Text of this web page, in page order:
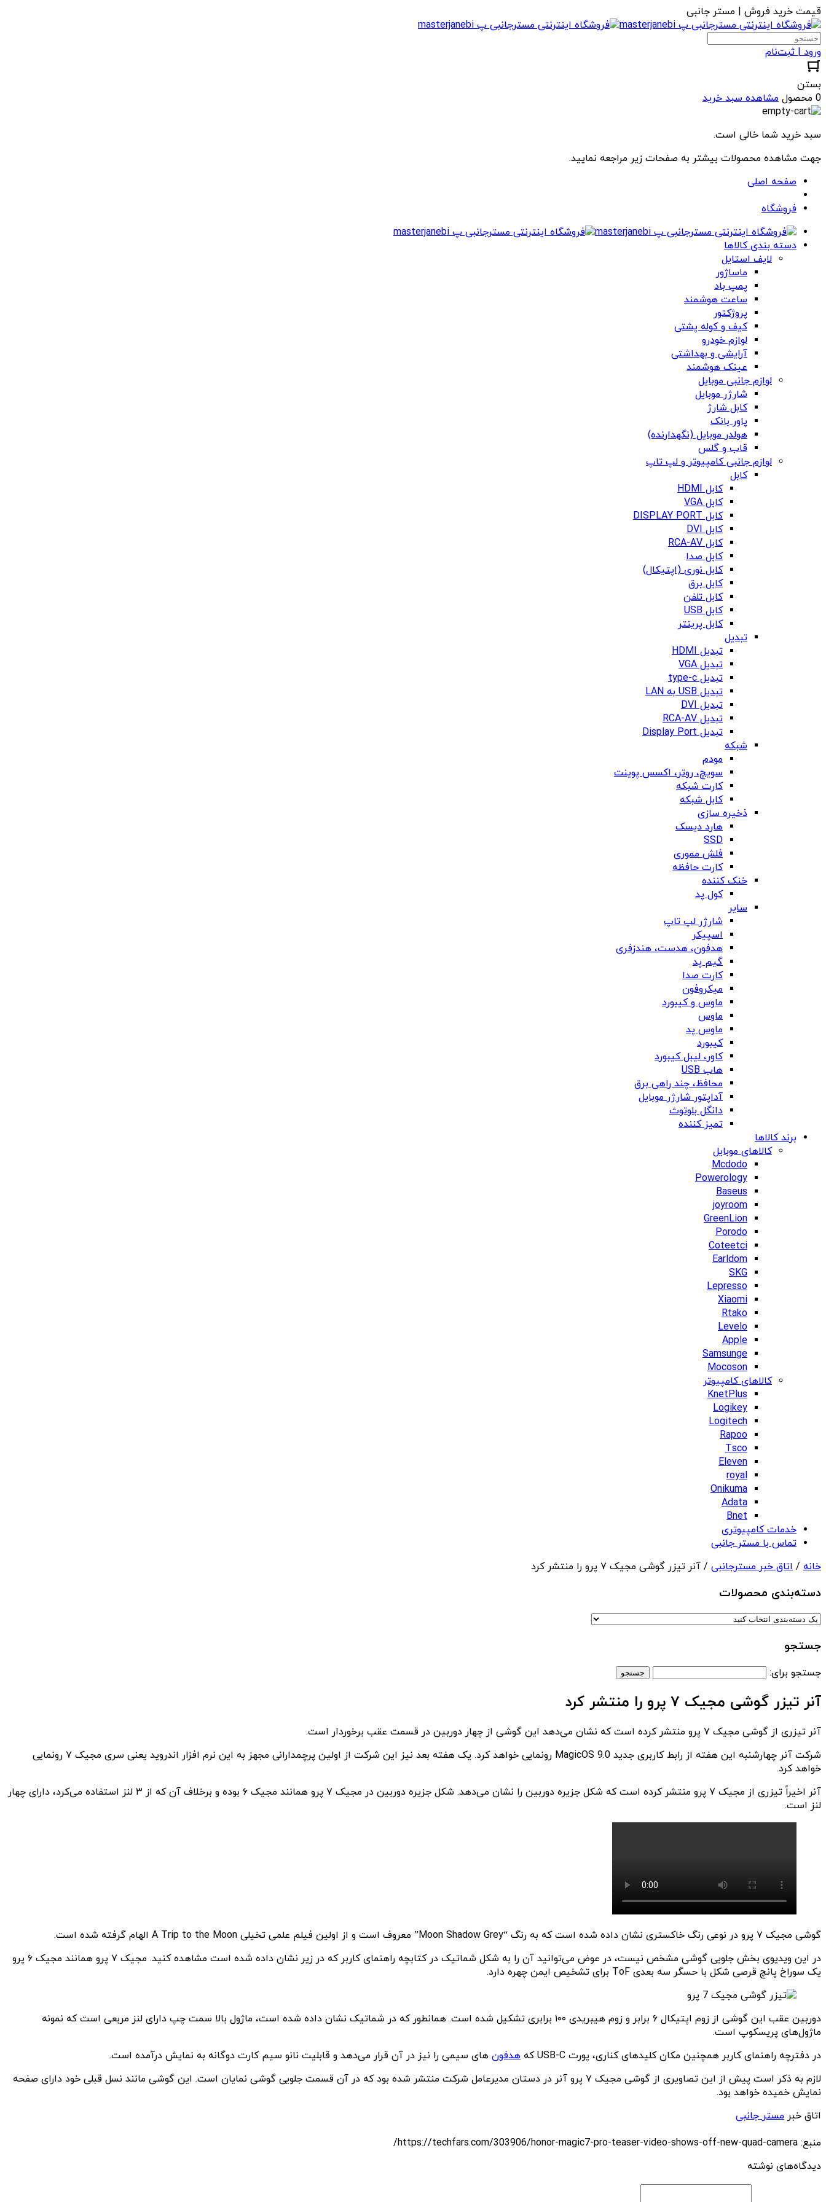
قیمت خرید فروش | مستر جانبی
ورود | ثبت‌نام
بستن
0 محصول
مشاهده سبد خرید
سبد خرید شما خالی است.
جهت مشاهده محصولات بیشتر به صفحات زیر مراجعه نمایید.
صفحه اصلی
فروشگاه
دسته بندی کالاها
لایف استایل
ماساژور
پمپ باد
ساعت هوشمند
پروژکتور
کیف و کوله پشتی
لوازم خودرو
آرایشی و بهداشتی
عینک هوشمند
لوازم جانبی موبایل
شارژر موبایل
کابل شارژ
پاور بانک
هولدر موبایل (نگهدارنده)
قاب و گلس
لوازم جانبی کامپیوتر و لپ تاپ
کابل
کابل HDMI
کابل VGA
کابل DISPLAY PORT
کابل DVI
کابل RCA-AV
کابل صدا
کابل نوری (اپتیکال)
کابل برق
کابل تلفن
کابل USB
کابل پرینتر
تبدیل
تبدیل HDMI
تبدیل VGA
تبدیل type-c
تبدیل USB به LAN
تبدیل DVI
تبدیل RCA-AV
تبدیل Display Port
شبکه
مودم
سویچ، روتر، اکسس پوینت
کارت شبکه
کابل شبکه
ذخیره سازی
هارد دیسک
SSD
فلش مموری
کارت حافظه
خنک کننده
کول پد
سایر
شارژر لپ تاپ
اسپیکر
هدفون، هدست، هندزفری
گیم پد
کارت صدا
میکروفون
ماوس و کیبورد
ماوس
ماوس پد
کیبورد
کاور، لیبل کیبورد
هاب USB
محافظ، چند راهی برق
آداپتور شارژر موبایل
دانگل بلوتوث
تمیز کننده
برند کالاها
کالاهای موبایل
Mcdodo
Powerology
Baseus
joyroom
GreenLion
Porodo
Coteetci
Earldom
SKG
Lepresso
Xiaomi
Rtako
Levelo
Apple
Samsunge
Mocoson
کالاهای کامپیوتر
KnetPlus
Logikey
Logitech
Rapoo
Tsco
Eleven
royal
Onikuma
Adata
Bnet
خدمات کامپیوتری
تماس با مستر جانبی
خانه / اتاق خبر مسترجانبی / آنر تیزر گوشی مجیک ۷ پرو را منتشر کرد
دسته‌بندی‌ محصولات
جستجو
جستجو برای:
آنر تیزر گوشی مجیک ۷ پرو را منتشر کرد
آنر تیزری از گوشی مجیک ۷ پرو منتشر کرده است که نشان می‌دهد این گوشی از چهار دوربین در قسمت عقب برخوردار است.
شرکت آنر چهارشنبه این هفته از رابط کاربری جدید MagicOS 9.0 رونمایی خواهد کرد. یک هفته بعد نیز این شرکت از اولین پرچمدارانی مجهز به این نرم افزار اندروید یعنی سری مجیک ۷ رونمایی
خواهد کرد.
آنر اخیراً تیزری از مجیک ۷ پرو منتشر کرده است که شکل جزیره دوربین را نشان می‌دهد. شکل جزیره دوربین در مجیک ۷ پرو همانند مجیک ۶ بوده و برخلاف آن که از ۳ لنز استفاده می‌کرد، دارای چهار
لنز است.
گوشی مجیک ۷ پرو در نوعی رنگ خاکستری نشان داده شده است که به رنگ “Moon Shadow Grey” معروف است و از اولین فیلم علمی تخیلی A Trip to the Moon الهام گرفته شده است.
در این ویدیوی بخش جلویی گوشی مشخص نیست، در عوض می‌توانید آن را به شکل شماتیک در کتابچه راهنمای کاربر که در زیر نشان داده شده است مشاهده کنید. مجیک ۷ پرو همانند مجیک ۶ پرو
یک سوراخ پانچ قرصی شکل با حسگر سه بعدی ToF برای تشخیص ایمن چهره دارد.
دوربین عقب این گوشی از زوم اپتیکال ۶ برابر و زوم هیبریدی ۱۰۰ برابری تشکیل شده است. همانطور که در شماتیک نشان داده شده است، ماژول بالا سمت چپ دارای لنز مربعی است که نمونه
ماژول‌های پریسکوپ است.
در دفترچه راهنمای کاربر همچنین مکان کلیدهای کناری، پورت USB-C که
هدفون های سیمی را نیز در آن قرار می‌دهد و قابلیت نانو سیم کارت دوگانه به نمایش درآمده است.
لازم به ذکر است پیش از این تصاویری از گوشی مجیک ۷ پرو آنر در دستان مدیرعامل شرکت منتشر شده بود که در آن قسمت جلویی گوشی نمایان است. این گوشی مانند نسل قبلی خود دارای صفحه
نمایش خمیده خواهد بود.
اتاق خبر مستر جانبی
منبع: https://techfars.com/303906/honor-magic7-pro-teaser-video-shows-off-new-quad-camera/
دیدگاه‌های نوشته